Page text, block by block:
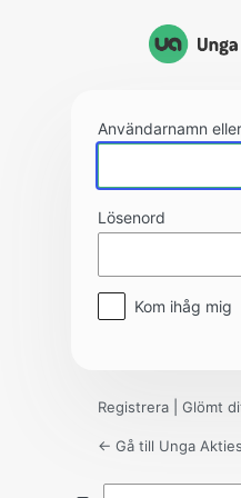
Användarnamn
Lösenord
Kom ihåg mig
Registrera Glömt
← Gå till Unga